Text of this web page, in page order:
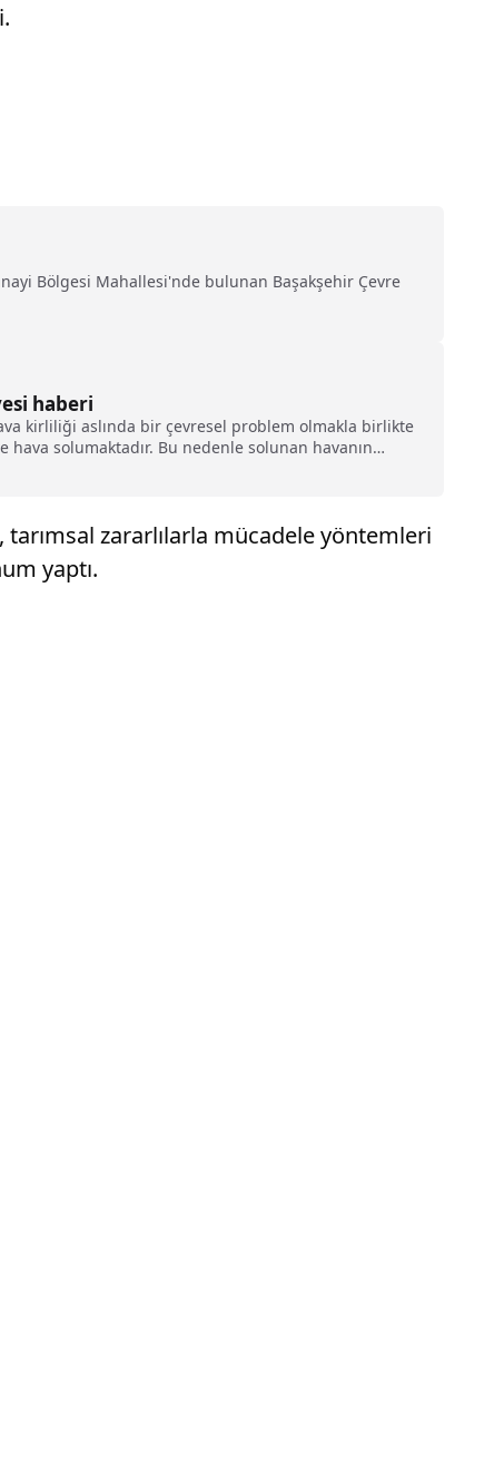
Bölgesi Mahallesi'nde bulunan Başakşehir Çevre
haberi
kirliliği aslında bir çevresel problem olmakla birlikte
solumaktadır. Bu nedenle solunan havanın
zararlılarla mücadele yöntemleri
yaptı.